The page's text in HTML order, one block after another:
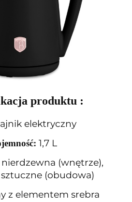
produktu :
elektryczny
1,7 L
(wnętrze),
(obudowa)
z elementem srebra